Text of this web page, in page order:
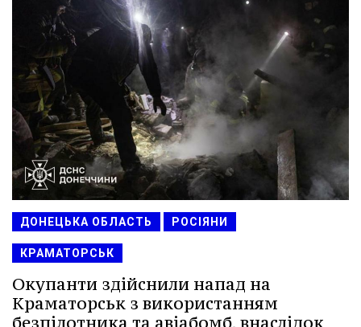
ДОНЕЦЬКА ОБЛАСТЬ РОСІЯНИ
КРАМАТОРСЬК
Окупанти здійснили напад на
Краматорськ з використанням